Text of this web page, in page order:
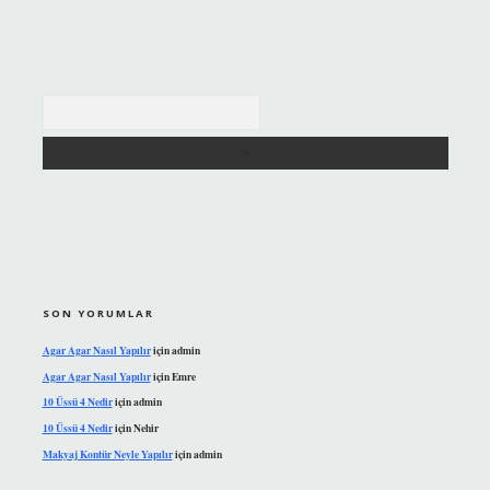
SON YORUMLAR
Agar Agar Nasıl Yapılıriçinadmin
Agar Agar Nasıl YapılıriçinEmre
10 Üssü 4 Nediriçinadmin
10 Üssü 4 NediriçinNehir
Makyaj Kontür Neyle Yapılıriçinadmin